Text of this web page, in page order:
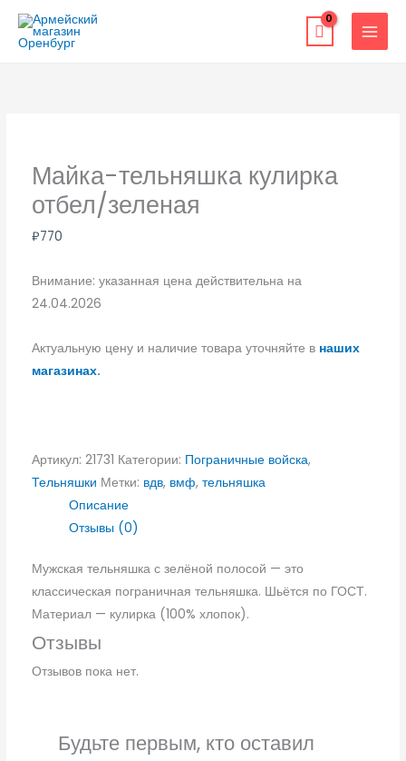
Перейти
содержимому
Майка-тельняшка кулирка
отбел/зеленая
₽770
Внимание: указанная цена действительна на
24.04.2026
Актуальную цену и наличие товара уточняйте в наших
магазинах.
Артикул: 21731 Категории: Пограничные войска,
Тельняшки Метки: вдв, вмф, тельняшка
Описание
Отзывы (0)
Мужская тельняшка с зелёной полосой — это
классическая пограничная тельняшка. Шьётся по ГОСТ.
Материал — кулирка (100% хлопок).
Отзывы
Отзывов пока нет.
Будьте первым, кто оставил